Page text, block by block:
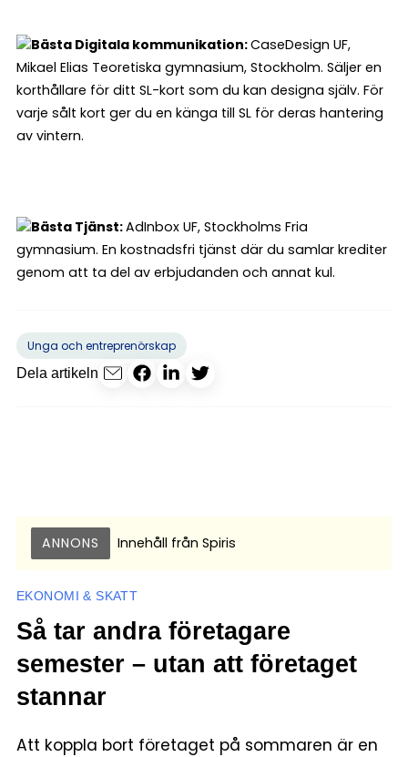
Bästa Digitala kommunikation:CaseDesign UF,
Mikael Elias Teoretiska gymnasium, Stockholm. Säljer en
korthållare för ditt SL-kort som du kan designa själv. För
varje sålt kort ger du en känga till SL för deras hantering
av vintern.
Bästa Tjänst:AdInbox UF, Stockholms Fria
gymnasium. En kostnadsfri tjänst där du samlar krediter
genom att ta del av erbjudanden och annat kul.
Unga och entreprenörskap
Dela artikeln
ANNONS Innehåll från Spiris
EKONOMI & SKATT
Så tar andra företagare
semester – utan att företaget
stannar
Att koppla bort företaget på sommaren är en